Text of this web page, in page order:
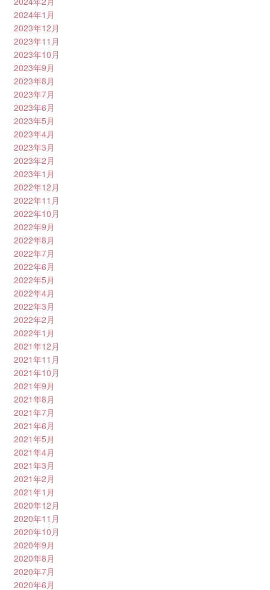
2024年1月
2023年12月
2023年11月
2023年10月
2023年9月
2023年8月
2023年7月
2023年6月
2023年5月
2023年4月
2023年3月
2023年2月
2023年1月
2022年12月
2022年11月
2022年10月
2022年9月
2022年8月
2022年7月
2022年6月
2022年5月
2022年4月
2022年3月
2022年2月
2022年1月
2021年12月
2021年11月
2021年10月
2021年9月
2021年8月
2021年7月
2021年6月
2021年5月
2021年4月
2021年3月
2021年2月
2021年1月
2020年12月
2020年11月
2020年10月
2020年9月
2020年8月
2020年7月
2020年6月